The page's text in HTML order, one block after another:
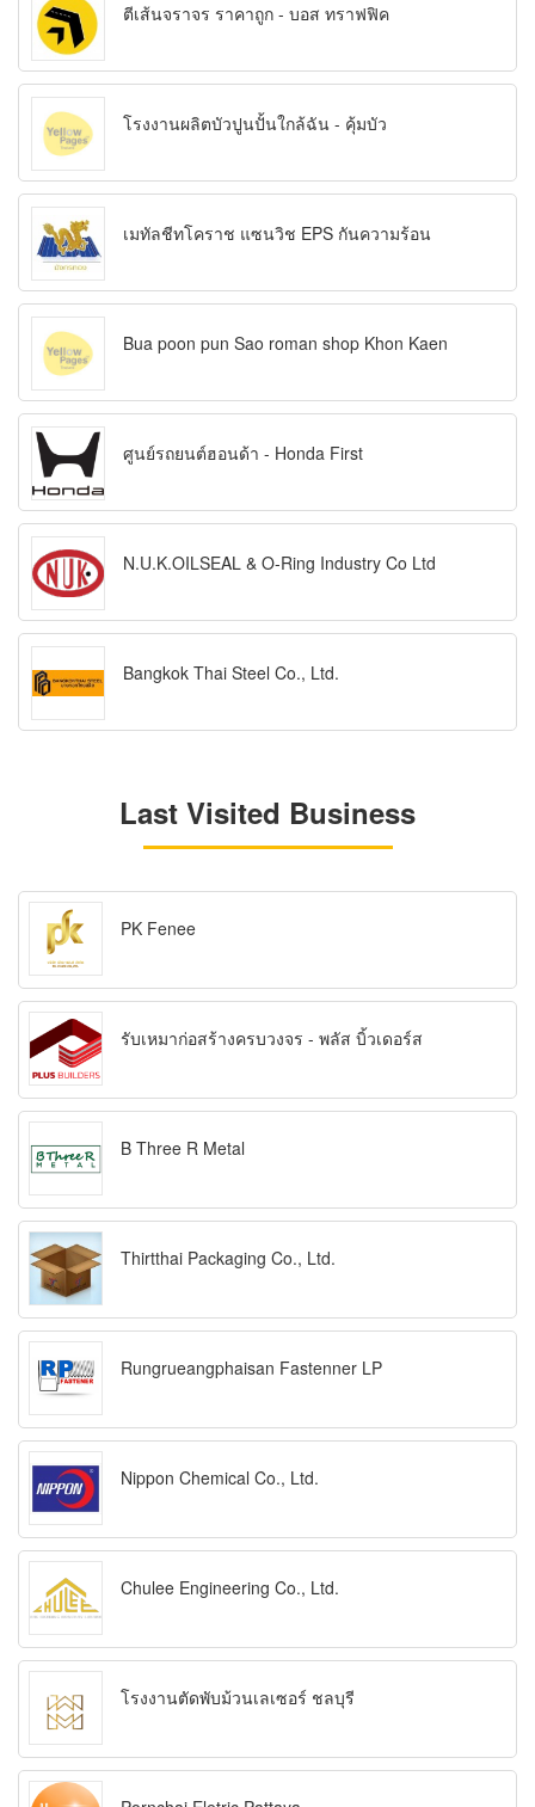
ตีเส้นจราจร ราคาถูก - บอส ทราฟฟิค
โรงงานผลิตบัวปูนปั้นใกล้ฉัน - คุ้มบัว
เมทัลชีทโคราช แซนวิช EPS กันความร้อน
Bua poon pun Sao roman shop Khon Kaen
ศูนย์รถยนต์ฮอนด้า - Honda First
N.U.K.OILSEAL & O-Ring Industry Co Ltd
Bangkok Thai Steel Co., Ltd.
Last Visited Business
PK Fenee
รับเหมาก่อสร้างครบวงจร - พลัส บิ้วเดอร์ส
B Three R Metal
Thirtthai Packaging Co., Ltd.
Rungrueangphaisan Fastenner LP
Nippon Chemical Co., Ltd.
Chulee Engineering Co., Ltd.
โรงงานตัดพับม้วนเลเซอร์ ชลบุรี